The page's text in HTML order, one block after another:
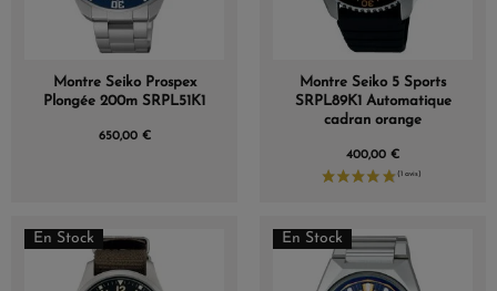
Montre Seiko Prospex
Plongée 200m SRPL51K1
650,00 €
Montre Seiko 5 Sports
SRPL89K1 Automatique
cadran orange
400,00 €
En Stock En Stock